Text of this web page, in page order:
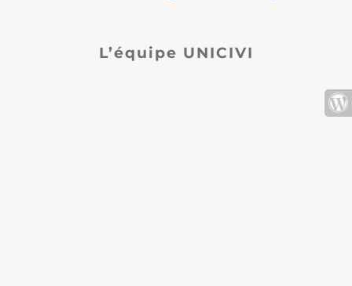
L’équipe UNICIVI